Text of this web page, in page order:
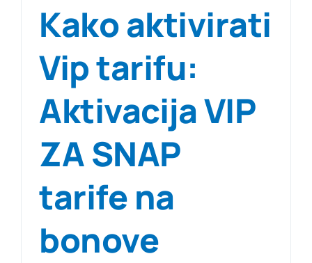
Kako aktivirati
Vip tarifu:
Aktivacija VIP
ZA SNAP
tarife na
bonove